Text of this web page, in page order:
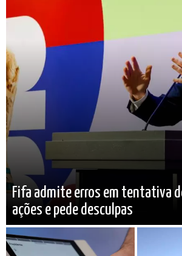
Fifa admite erros em tentativa
ações e pede desculpas